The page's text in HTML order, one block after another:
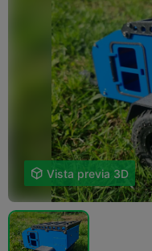
 Vista previa 3D